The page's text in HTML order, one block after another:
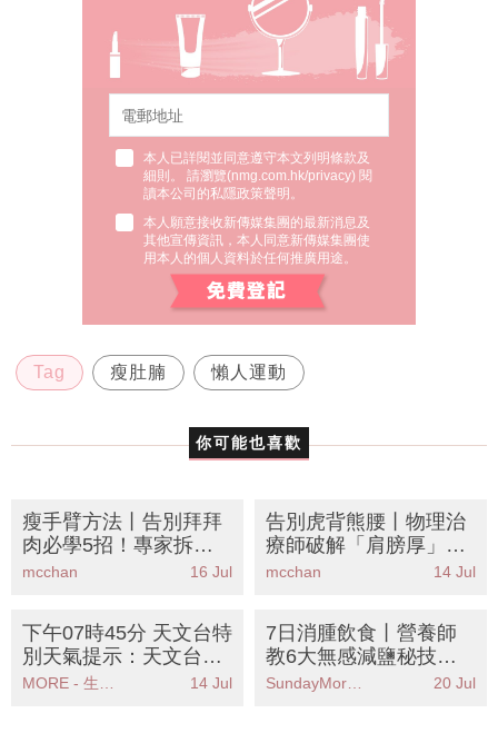
本人已詳閱並同意遵守本文列明條款及
細則。 請瀏覽(nmg.com.hk/privacy) 閱
讀本公司的私隱政策聲明。
本人願意接收新傳媒集團的最新消息及
其他宣傳資訊，本人同意新傳媒集團使
用本人的個人資料於任何推廣用途。
Tag 瘦肚腩 懶人運動
你可能也喜歡
瘦手臂方法丨告別拜拜
肉必學5招！專家拆
解：想瘦手臂先增肌？
mcchan 16 Jul
告別虎背熊腰丨物理治
療師破解「肩膀厚」元
兇！親授5招懶人拉伸
mcchan 14 Jul
下午07時45分 天文台特
別天氣提示：天文台發
出特別天氣提示部分地
14 Jul
7日消腫飲食丨營養師
教6大無感減鹽秘技！
附8款去水腫食物清單20 Jul